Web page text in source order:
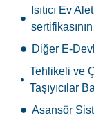
Isıtıcı Ev
Diğer E-
Tehlikeli ve
Taşıyıcılar
Asansör